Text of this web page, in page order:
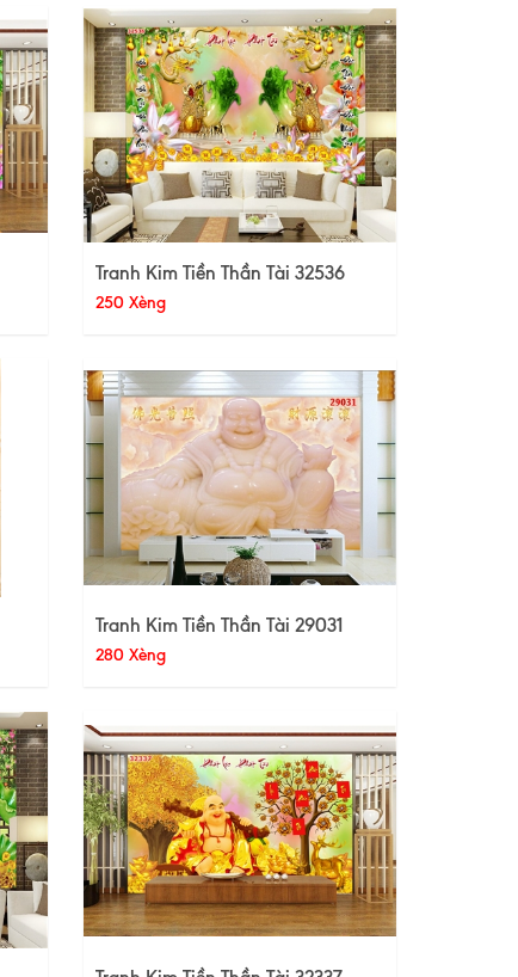
Tranh Kim Tiền Thần Tài 32536
250 Xèng
Tranh Kim Tiền Thần Tài 29031
280 Xèng